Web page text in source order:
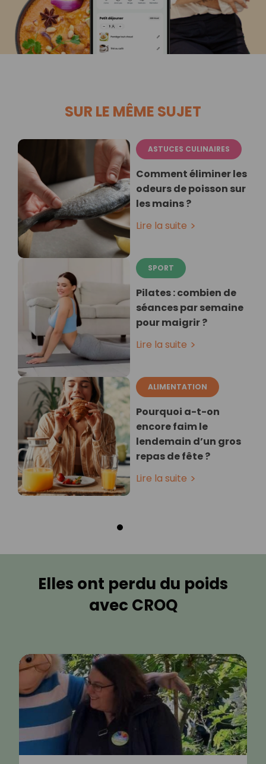
SUR LE MÊME SUJET
ASTUCES CULINAIRES
Comment éliminer les
odeurs de poisson sur
les mains ?
Lire la suite
SPORT
Pilates : combien de
séances par semaine
pour maigrir ?
Lire la suite
ALIMENTATION
Pourquoi a-t-on
encore faim le
lendemain d’un gros
repas de fête ?
Lire la suite
Elles ont perdu du poids
avec CROQ